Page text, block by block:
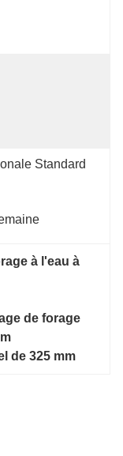
Standard
à l'eau à
de forage
de 325 mm